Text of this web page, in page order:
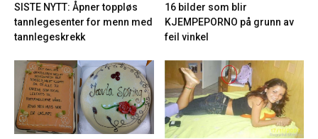
SISTE NYTT: Åpner toppløs
tannlegesenter for menn med
tannlegeskrekk
16 bilder som blir
KJEMPEPORNO på grunn av
feil vinkel